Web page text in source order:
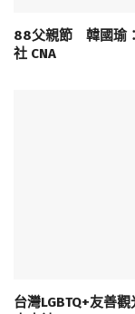
88父親節 韓國瑜
社 CNA
台灣LGBTQ+友善